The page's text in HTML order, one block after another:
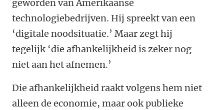
geworden van Amerikaanse
technologiebedrijven. Hij spreekt van een
‘digitale noodsituatie.’ Maar zegt hij
tegelijk ‘die afhankelijkheid is zeker nog
niet aan het afnemen.’
Die afhankelijkheid raakt volgens hem niet
alleen de economie, maar ook publieke